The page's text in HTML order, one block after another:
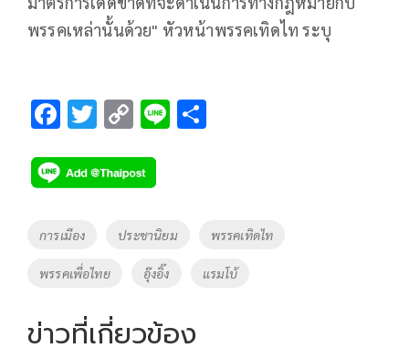
พรรคเหล่านั้นด้วย" หัวหน้าพรรคเทิดไท ระบุ
F
e
b
o
o
k
T
tt
er
C
p
y
Li
n
k
Li
Tags
การเมือง ประชานิยม พรรคเทิดไท
พรรคเพื่อไทย อุ๊งอิ๊ง แรมโบ้
ข่าวที่เกี่ยวข้อง